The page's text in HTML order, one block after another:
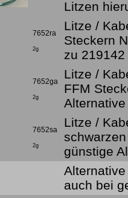
Litzen
7652ra
2g
Litze /
Steckern
zu 219142
7652ga
2g
Litze /
FFM
7652sa
2g
Litze /
günstige
auch bei